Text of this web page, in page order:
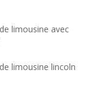
limousine avec
limousine lincoln